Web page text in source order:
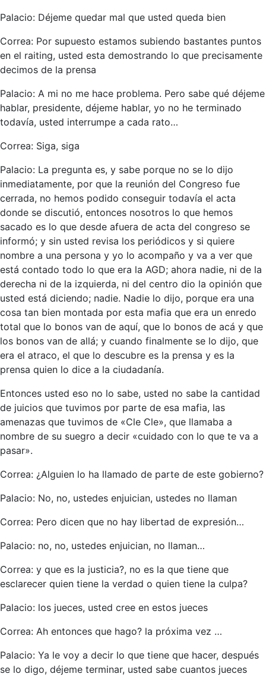
Palacio: Déjeme quedar mal que usted queda bien
Correa: Por supuesto estamos subiendo bastantes puntos
en el raiting, usted esta demostrando lo que precisamente
decimos de la prensa
Palacio: A mi no me hace problema. Pero sabe qué déjeme
hablar, presidente, déjeme hablar, yo no he terminado
todavía, usted interrumpe a cada rato…
Correa: Siga, siga
Palacio: La pregunta es, y sabe porque no se lo dijo
inmediatamente, por que la reunión del Congreso fue
cerrada, no hemos podido conseguir todavía el acta
donde se discutió, entonces nosotros lo que hemos
sacado es lo que desde afuera de acta del congreso se
informó; y sin usted revisa los periódicos y si quiere
nombre a una persona y yo lo acompaño y va a ver que
está contado todo lo que era la AGD; ahora nadie, ni de la
derecha ni de la izquierda, ni del centro dio la opinión que
usted está diciendo; nadie. Nadie lo dijo, porque era una
cosa tan bien montada por esta mafia que era un enredo
total que lo bonos van de aquí, que lo bonos de acá y que
los bonos van de allá; y cuando finalmente se lo dijo, que
era el atraco, el que lo descubre es la prensa y es la
prensa quien lo dice a la ciudadanía.
Entonces usted eso no lo sabe, usted no sabe la cantidad
de juicios que tuvimos por parte de esa mafia, las
amenazas que tuvimos de «Cle Cle», que llamaba a
nombre de su suegro a decir «cuidado con lo que te va a
pasar».
Correa: ¿Alguien lo ha llamado de parte de este gobierno?
Palacio: No, no, ustedes enjuician, ustedes no llaman
Correa: Pero dicen que no hay libertad de expresión…
Palacio: no, no, ustedes enjuician, no llaman…
Correa: y que es la justicia?, no es la que tiene que
esclarecer quien tiene la verdad o quien tiene la culpa?
Palacio: los jueces, usted cree en estos jueces
Correa: Ah entonces que hago? la próxima vez …
Palacio: Ya le voy a decir lo que tiene que hacer, después
se lo digo, déjeme terminar, usted sabe cuantos jueces